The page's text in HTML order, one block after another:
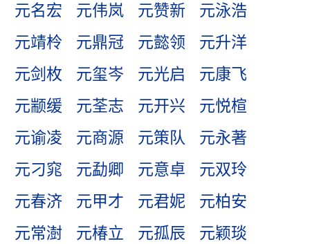
元名宏
元伟岚 元赞新
元泳浩
元靖柃
元鼎冠 元懿领
元升洋
元剑枚
元玺岑 元光启
元康飞
元颛缓
元荃志 元开兴
元悦楦
元谕凌
元商源 元策队
元永著
元刁窕
元勐卿 元意卓
元双玲
元春济
元甲才 元君妮
元柏安
元常澍
元椿立 元孤辰
元颖琰